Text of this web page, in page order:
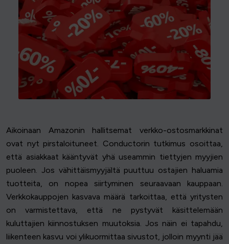
Aikoinaan Amazonin hallitsemat verkko-ostosmarkkinat
ovat nyt pirstaloituneet. Conductorin tutkimus osoittaa,
että asiakkaat kääntyvät yhä useammin tiettyjen myyjien
puoleen. Jos vähittäismyyjältä puuttuu ostajien haluamia
tuotteita, on nopea siirtyminen seuraavaan kauppaan.
Verkkokauppojen kasvava määrä tarkoittaa, että yritysten
on varmistettava, että ne pystyvät käsittelemään
kuluttajien kiinnostuksen muutoksia. Jos näin ei tapahdu,
liikenteen kasvu voi ylikuormittaa sivustot, jolloin myynti jää